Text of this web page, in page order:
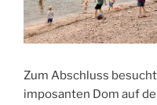
Zum Abschluss
imposanten Dom auf